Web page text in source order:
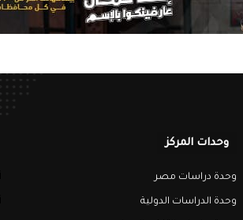
وحدات المركز
وحدة دراسات مصر
وحدة الدراسات الدولية